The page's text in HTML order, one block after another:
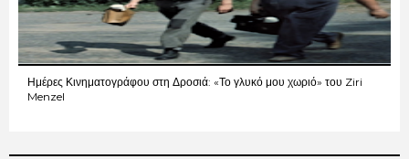
Ημέρες Κινηματογράφου στη Δροσιά: «Το γλυκό μου χωριό» του Ziri
Menzel